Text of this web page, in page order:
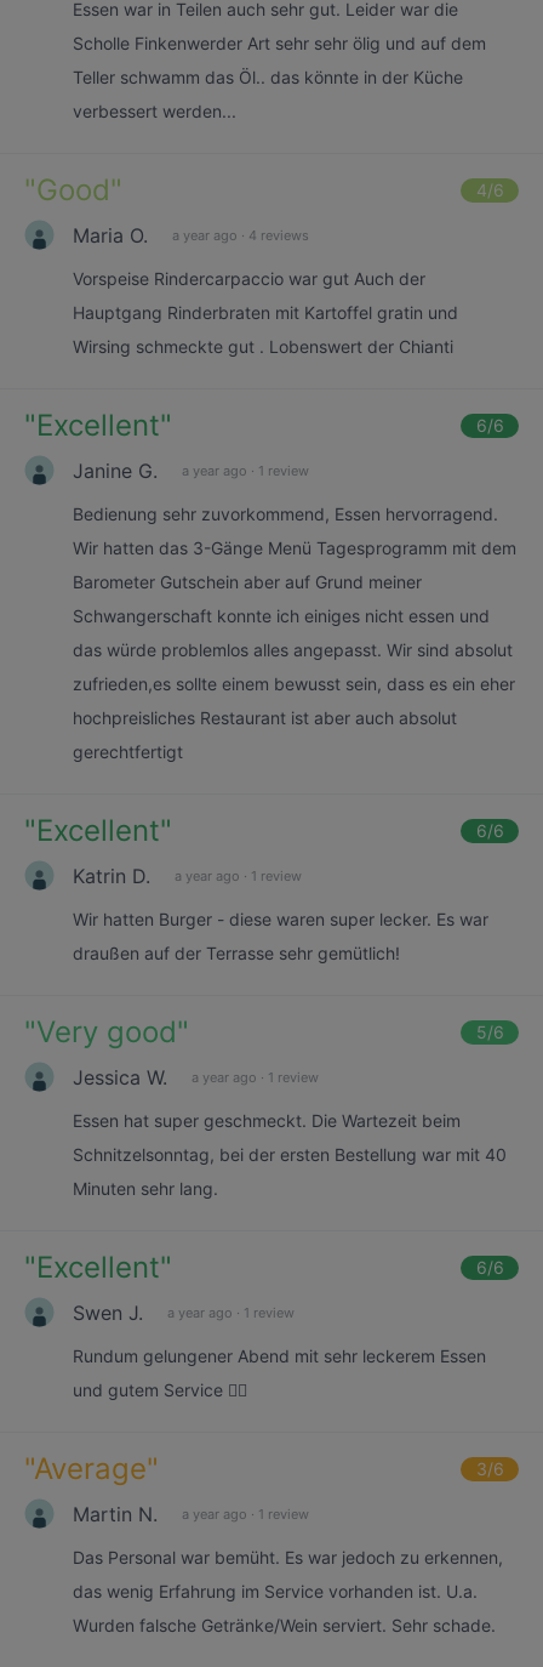
Essen war in Teilen auch sehr gut. Leider war die
Scholle Finkenwerder Art sehr sehr ölig und auf dem
Teller schwamm das Öl.. das könnte in der Küche
verbessert werden...
"Good" 4/6
Maria O. a year ago · 4 reviews
Vorspeise Rindercarpaccio war gut Auch der
Hauptgang Rinderbraten mit Kartoffel gratin und
Wirsing schmeckte gut . Lobenswert der Chianti
"Excellent" 6/6
Janine G. a year ago · 1 review
Bedienung sehr zuvorkommend, Essen hervorragend.
Wir hatten das 3-Gänge Menü Tagesprogramm mit dem
Barometer Gutschein aber auf Grund meiner
Schwangerschaft konnte ich einiges nicht essen und
das würde problemlos alles angepasst. Wir sind absolut
zufrieden,es sollte einem bewusst sein, dass es ein eher
hochpreisliches Restaurant ist aber auch absolut
gerechtfertigt
"Excellent" 6/6
Katrin D. a year ago · 1 review
Wir hatten Burger - diese waren super lecker. Es war
draußen auf der Terrasse sehr gemütlich!
"Very good" 5/6
Jessica W. a year ago · 1 review
Essen hat super geschmeckt. Die Wartezeit beim
Schnitzelsonntag, bei der ersten Bestellung war mit 40
Minuten sehr lang.
"Excellent" 6/6
Swen J. a year ago · 1 review
Rundum gelungener Abend mit sehr leckerem Essen
und gutem Service 👌🏻
"Average" 3/6
Martin N. a year ago · 1 review
Das Personal war bemüht. Es war jedoch zu erkennen,
das wenig Erfahrung im Service vorhanden ist. U.a.
Wurden falsche Getränke/Wein serviert. Sehr schade.